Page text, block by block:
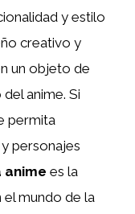
y estilo
creativo y
un objeto de
anime. Si
permita
personajes
anime es la
mundo de la